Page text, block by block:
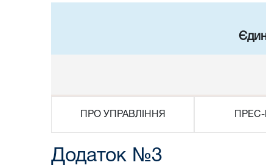
ПРО УПРАВЛІННЯ
Додаток №3